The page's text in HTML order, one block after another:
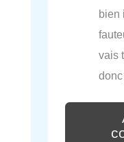
bien
vais